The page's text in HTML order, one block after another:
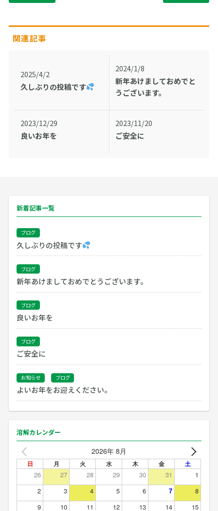
関連記事
2025/4/2
久しぶりの投稿です
2024/1/8
新年あけましておめでと
うございます。
2023/12/29
良いお年を
2023/11/20
ご安全に
新着記事一覧
ブログ
久しぶりの投稿です
ブログ
新年あけましておめでとうございます。
ブログ
良いお年を
ブログ
ご安全に
お知らせ ブログ
よいお年をお迎えください。
溶解カレンダー
2026年 8月
日 月 火 水 木 金 土
26 27 28 29 30 31
1
2
3 4 5 6 7
8
9
10 11 12 13 14 15